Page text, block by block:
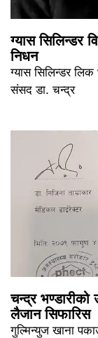
ग्यास सिलिन्डर
निधन
ग्यास सिलिन्डर
संसद डा. चन्द्र
चन्द्र
लैजान सिफारिस
गुल्मिन्युज खाना